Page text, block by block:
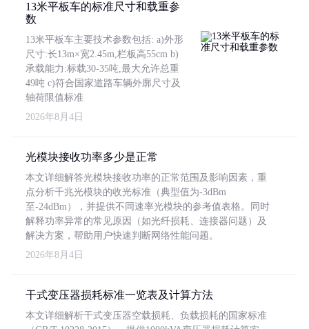
13米平板车的标准尺寸和载重参
数
13米平板车主要技术参数包括: a)外形
尺寸:长13m×宽2.45m,栏板高55cm b)
承载能力:标载30-35吨,最大允许总重
49吨 c)符合国家道路车辆外廓尺寸及
轴荷限值标准
2026年8月4日
光模块接收功率多少是正常
本文详细解答光模块接收功率的正常范围及影响因素，重
点分析千兆光模块的收光标准（典型值为-3dBm
至-24dBm），并提供不同速率光模块的参考值表格。同时
解释功率异常的常见原因（如光纤损耗、连接器问题）及
解决方案，帮助用户快速判断网络性能问题。
2026年8月4日
干式变压器损耗标准一览表及计算方法
本文详细解析干式变压器空载损耗、负载损耗的国家标准